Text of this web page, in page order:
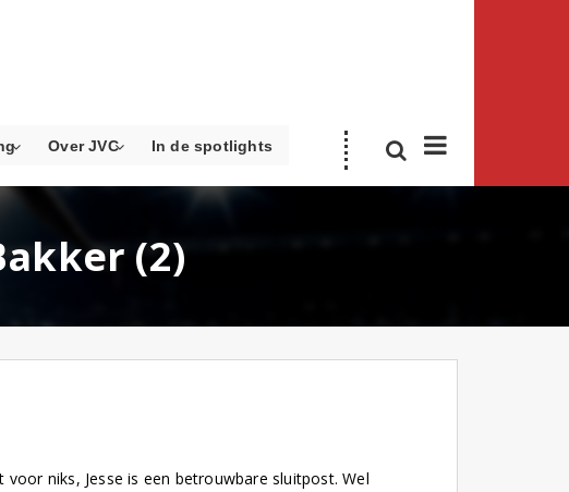
Over JVC In de spotlights
(2)
niks, Jesse is een betrouwbare sluitpost. Wel